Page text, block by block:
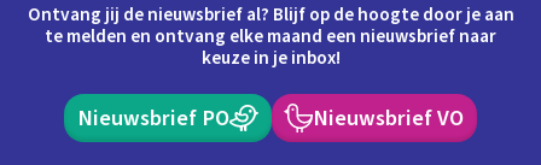
Ontvang jij de nieuwsbrief al? Blijf op de hoogte door je aan
te melden en ontvang elke maand een nieuwsbrief naar
keuze in je inbox!
Nieuwsbrief PO Nieuwsbrief VO